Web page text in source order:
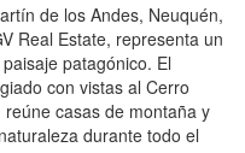
de los Andes, Neuquén,
Real Estate, representa un
patagónico. El
con vistas al Cerro
casas de montaña y
durante todo el